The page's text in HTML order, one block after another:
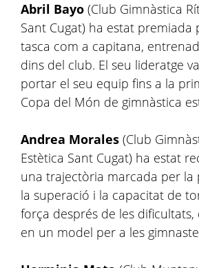
Abril Bayo (Club Gimnàstica
Sant Cugat) ha estat premiada
tasca com a capitana,
dins del club. El seu lideratge
portar el seu equip fins a la
Copa del Món de gimnàstica
Andrea Morales (Club
Estètica Sant Cugat) ha estat
una trajectòria marcada per la
la superació i la capacitat de
força després de les
en un model per a les